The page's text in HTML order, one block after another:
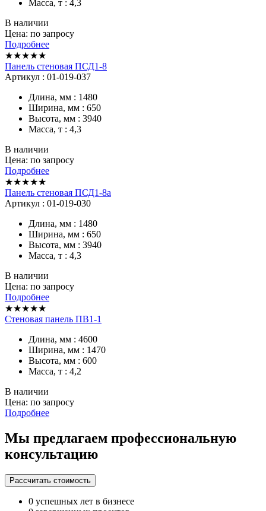
Масса, т : 4,3
В наличии
Цена: по запросу
Подробнее
★★★★★
Панель стеновая ПСД1-8
Артикул : 01-019-037
Длина, мм : 1480
Ширина, мм : 650
Высота, мм : 3940
Масса, т : 4,3
В наличии
Цена: по запросу
Подробнее
★★★★★
Панель стеновая ПСД1-8а
Артикул : 01-019-030
Длина, мм : 1480
Ширина, мм : 650
Высота, мм : 3940
Масса, т : 4,3
В наличии
Цена: по запросу
Подробнее
★★★★★
Стеновая панель ПВ1-1
Длина, мм : 4600
Ширина, мм : 1470
Высота, мм : 600
Масса, т : 4,2
В наличии
Цена: по запросу
Подробнее
Мы предлагаем профессиональную
консультацию
Рассчитать стоимость
0 успешных лет в бизнесе